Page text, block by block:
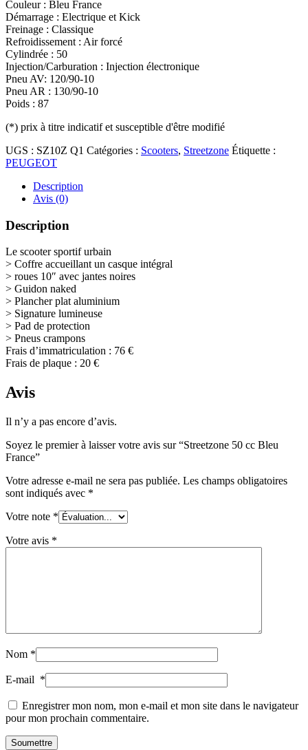
Couleur : Bleu France
Démarrage : Electrique et Kick
Freinage : Classique
Refroidissement : Air forcé
Cylindrée : 50
Injection/Carburation : Injection électronique
Pneu AV: 120/90-10
Pneu AR : 130/90-10
Poids : 87
(*) prix à titre indicatif et susceptible d'être modifié
UGS : SZ10Z Q1 Catégories : Scooters, Streetzone Étiquette :
PEUGEOT
Description
Avis (0)
Description
Le scooter sportif urbain
> Coffre accueillant un casque intégral
> roues 10″ avec jantes noires
> Guidon naked
> Plancher plat aluminium
> Signature lumineuse
> Pad de protection
> Pneus crampons
Frais d’immatriculation : 76 €
Frais de plaque : 20 €
Avis
Il n’y a pas encore d’avis.
Soyez le premier à laisser votre avis sur “Streetzone 50 cc Bleu
France”
Votre adresse e-mail ne sera pas publiée. Les champs obligatoires
sont indiqués avec *
Votre note *
Votre avis *
Nom *
E-mail *
Enregistrer mon nom, mon e-mail et mon site dans le navigateur
pour mon prochain commentaire.